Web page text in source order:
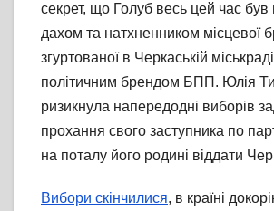
секрет, що Голуб весь цей час був
дахом та натхненником місцевої
згуртованої в Черкаській
політичним брендом БПП. Юлія
ризикнула напередодні виборів
прохання свого заступника по
на поталу його родині віддати
Вибори скінчилися, в країні